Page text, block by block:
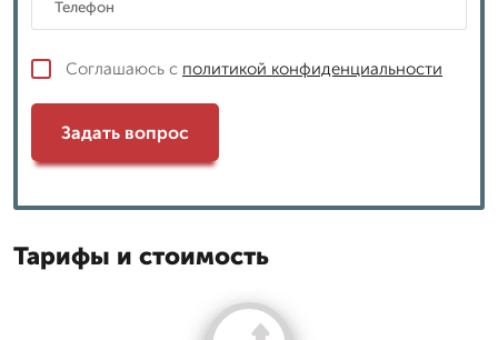
Соглашаюсь с политикой конфиденциальности
Задать вопрос
Тарифы и стоимость